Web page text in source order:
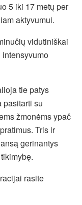
5 iki 17 metų per
aktyvumui.
vidutiniškai
tie patys
pasitarti su
žmonėms ypač
Tris ir
gerinantys
rasite